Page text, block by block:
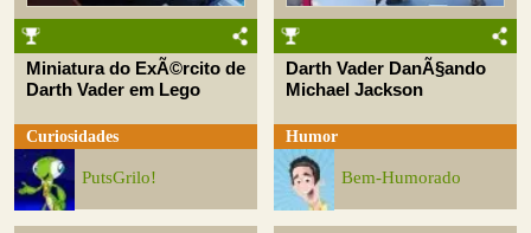
Miniatura do ExÃ©rcito de
Darth Vader em Lego
Curiosidades
PutsGrilo!
Darth Vader DanÃ§ando
Michael Jackson
Humor
Bem-Humorado